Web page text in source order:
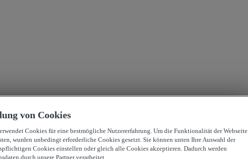
von Cookies
Cookies für eine bestmögliche Nutzererfahrung. Um die Funktionalität der Webseite
wurden unbedingt erforderliche Cookies gesetzt. Sie können unten Ihre Auswahl der
Cookies einstellen oder gleich alle Cookies akzeptieren. Dadurch werden
durch unsere Partner verarbeitet.